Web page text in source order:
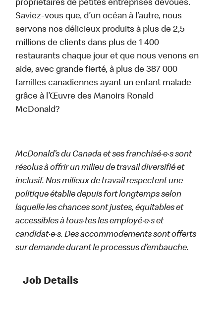
propriétaires de petites entreprises dévoués.
Saviez-vous que, d’un océan à l’autre, nous
servons nos délicieux produits à plus de 2,5
millions de clients dans plus de 1 400
restaurants chaque jour et que nous venons en
aide, avec grande fierté, à plus de 387 000
familles canadiennes ayant un enfant malade
grâce à l’Œuvre des Manoirs Ronald
McDonald?
McDonald’s du Canada et ses franchisé·e·s sont
résolus à offrir un milieu de travail diversifié et
inclusif. Nos milieux de travail respectent une
politique établie depuis fort longtemps selon
laquelle les chances sont justes, équitables et
accessibles à tous·tes les employé·e·s et
candidat·e·s. Des accommodements sont offerts
sur demande durant le processus d’embauche.
Job Details